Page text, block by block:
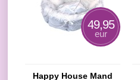
49,95
eur
Happy House Mand